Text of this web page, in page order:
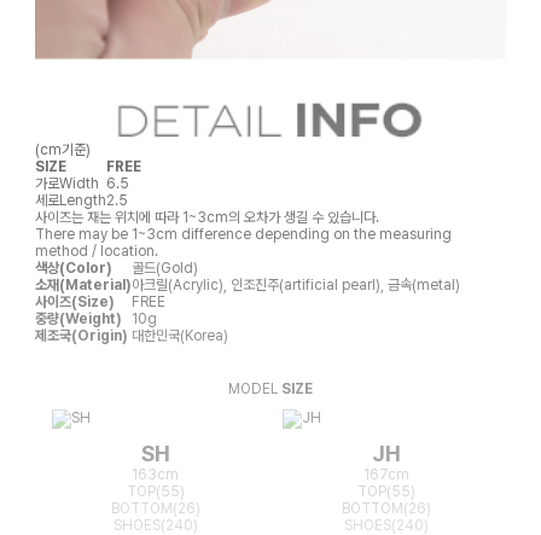
(cm기준)
SIZE
FREE
가로Width 6.5
세로Length2.5
사이즈는 재는 위치에 따라 1~3cm의 오차가 생길 수 있습니다.
There may be 1~3cm difference depending on the measuring
method / location.
색상(Color)
골드(Gold)
소재(Material)아크릴(Acrylic), 인조진주(artificial pearl), 금속(metal)
사이즈(Size)
FREE
중량(Weight)
10g
제조국(Origin) 대한민국(Korea)
MODEL SIZE
SH
163cm
TOP(55)
BOTTOM(26)
SHOES(240)
JH
167cm
TOP(55)
BOTTOM(26)
SHOES(240)